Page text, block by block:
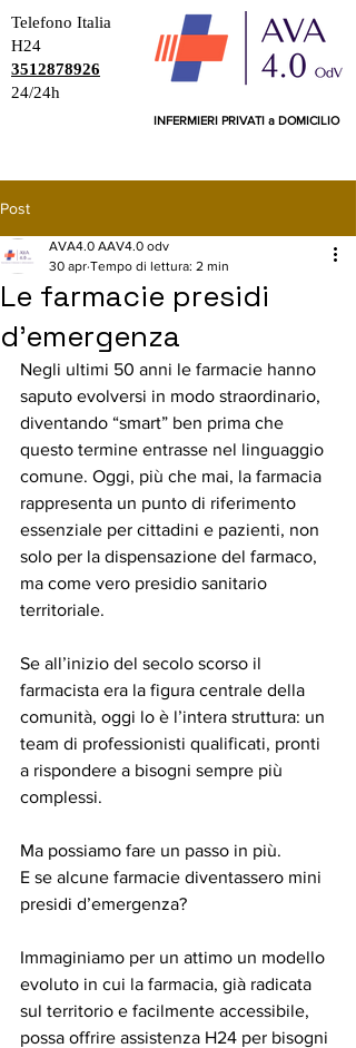
Telefono Italia
H24
3512878926
24/24h
INFERMIERI PRIVATI a DOMICILIO
Post
Le farmacie presidi
d'emergenza
AVA4.0 AAV4.0 odv
30 apr Tempo di lettura: 2 min
Negli ultimi 50 anni le farmacie hanno
saputo evolversi in modo straordinario,
diventando “smart” ben prima che
questo termine entrasse nel linguaggio
comune. Oggi, più che mai, la farmacia
rappresenta un punto di riferimento
essenziale per cittadini e pazienti, non
solo per la dispensazione del farmaco,
ma come vero presidio sanitario
territoriale.
Se all’inizio del secolo scorso il
farmacista era la figura centrale della
comunità, oggi lo è l’intera struttura: un
team di professionisti qualificati, pronti
a rispondere a bisogni sempre più
complessi.
Ma possiamo fare un passo in più.
E se alcune farmacie diventassero mini
presidi d’emergenza?
Immaginiamo per un attimo un modello
evoluto in cui la farmacia, già radicata
sul territorio e facilmente accessibile,
possa offrire assistenza H24 per bisogni